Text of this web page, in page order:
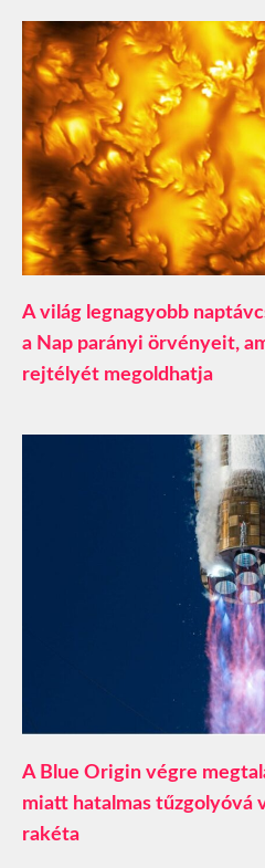
A világ legnagyobb
a Nap parányi örvényeit,
rejtélyét megoldhatja
A Blue Origin végre
miatt hatalmas tűzgolyóvá
rakéta